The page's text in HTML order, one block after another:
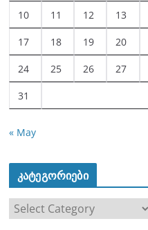
10 11 12 13
17 18 19 20
24 25 26 27
31
« May
კატეგორიები